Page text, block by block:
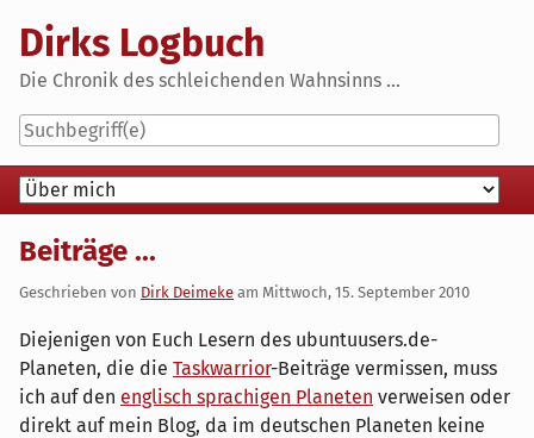
content
Dirks Logbuch
Die Chronik des schleichenden Wahnsinns ...
Navigation
Beiträge ...
Geschrieben von Dirk Deimeke am Mittwoch, 15. September 2010
Diejenigen von Euch Lesern des ubuntuusers.de-
Planeten, die die Taskwarrior-Beiträge vermissen, muss
ich auf den englisch sprachigen Planeten verweisen oder
direkt auf mein Blog, da im deutschen Planeten keine